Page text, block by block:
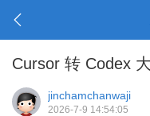
Cursor 转 Codex
jinchamchanwaji
2026-7-9 14:54:05